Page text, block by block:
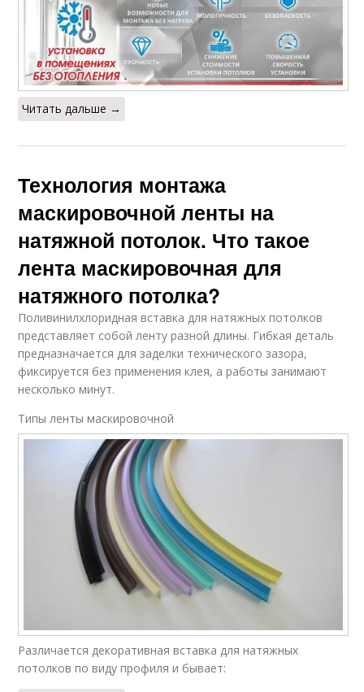
Читать дальше →
Технология монтажа
маскировочной ленты на
натяжной потолок. Что такое
лента маскировочная для
натяжного потолка?
Поливинилхлоридная вставка для натяжных потолков
представляет собой ленту разной длины. Гибкая деталь
предназначается для заделки технического зазора,
фиксируется без применения клея, а работы занимают
несколько минут.
Типы ленты маскировочной
Различается декоративная вставка для натяжных
потолков по виду профиля и бывает: